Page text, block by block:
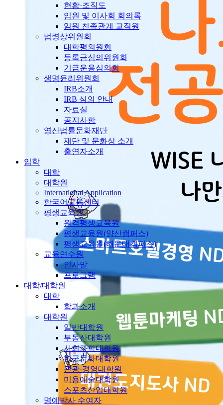
현황·조직도
임원 및 이사회 회의록
임원 친족관계 교직원
법령상위원회
대학평의원회
등록금심의위원회
기금운용심의회
생명윤리위원회
IRB소개
IRB 심의 안내
자료실
공지사항
영산법률문화재단
재단 및 문화상 소개
출연자소개
입학
대학
대학원
International Application
한국어교육센터
평생교육원
원격평생교육원
평생교육원(양산캠퍼스)
평생교육원(해운대캠퍼스)
교육연수원
인사말
프로그램
대학/대학원
대학
학과소개
대학원
일반대학원
부동산대학원
사회과학대학원
한국문화대학원
관광·경영대학원
미용예술대학원
스포츠산업대학원
명예박사 수여자